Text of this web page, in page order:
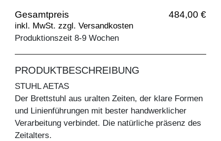
Gesamtpreis 484,00 €
inkl. MwSt. zzgl. Versandkosten
Produktionszeit 8-9 Wochen
PRODUKTBESCHREIBUNG
STUHL AETAS
Der Brettstuhl aus uralten Zeiten, der klare Formen
und Linienführungen mit bester handwerklicher
Verarbeitung verbindet. Die natürliche präsenz des
Zeitalters.